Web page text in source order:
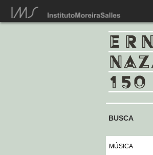
BUSCA
MÚSICA